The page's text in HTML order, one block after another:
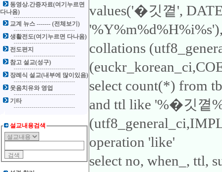
동영상.간증자료(여기누르면
다나옴)
교계 뉴스 ------- (전체보기)
생활전도(여기누르면 다나옴)
전도편지
참고 설교(성구)
장례식 설교(내부에 많이있음)
웃음치유와 영업
기타
설교내용검색
values('�깃꼍',
collations
select count(*) from
and ttl like '%�깃꼍
operation 'like'
select no, when_, ttl,